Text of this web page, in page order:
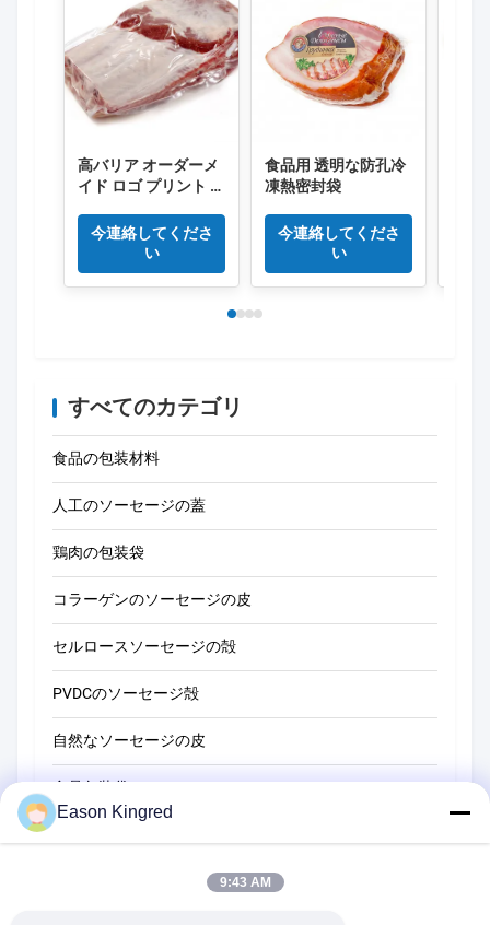
高バリア オーダーメ
イド ロゴ プリント プ
バッグ
今連絡してくださ
い
食品用 透明な防孔冷
凍熱密封袋
今連絡してくださ
い
すべてのカテゴリ
食品の包装材料
人工のソーセージの蓋
鶏肉の包装袋
コラーゲンのソーセージの皮
セルロースソーセージの殻
PVDCのソーセージ殻
自然なソーセージの皮
食品包装袋
Eason Kingred
9:43 AM